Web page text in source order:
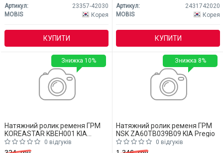
Артикул:
23357-42030
MOBIS
Корея
КУПИТИ
Артикул:
2431742020
MOBIS
Корея
КУПИТИ
Натяжний ролик ременя ГРМ
KOREASTAR KBEH001 KIA
Pregio
0 відгуків
Знижка 10%
Натяжний ролик ременя ГРМ
NSK ZA60TB039B09 KIA Pregio
0 відгуків
Знижка 8%